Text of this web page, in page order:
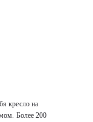
кресло на
Более 200